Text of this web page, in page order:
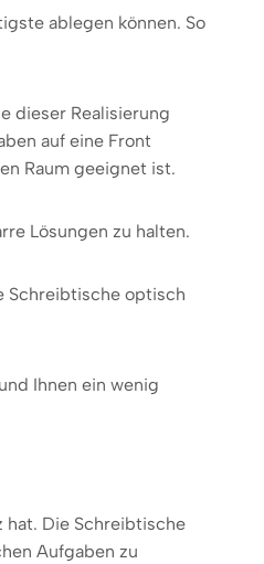
ablegen können. So
dieser Realisierung
auf eine Front
Raum geeignet ist.
Lösungen zu halten.
Schreibtische optisch
Ihnen ein wenig
hat. Die Schreibtische
Aufgaben zu